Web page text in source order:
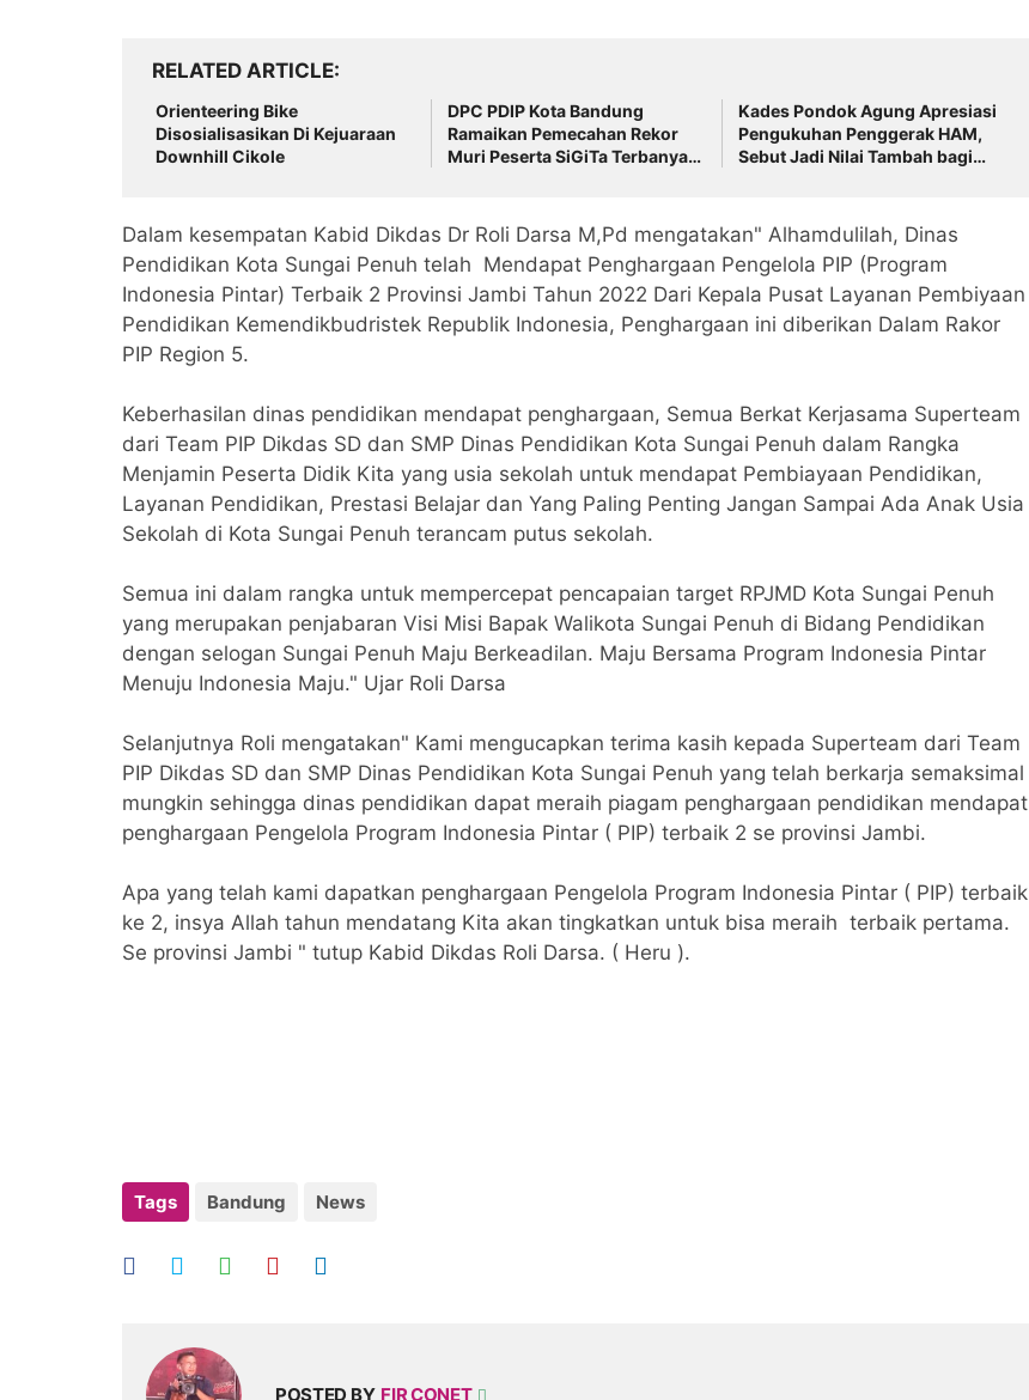
RELATED ARTICLE
Orienteering Bike
Disosialisasikan Di Kejuaraan
Downhill Cikole
DPC PDIP Kota Bandung
Ramaikan Pemecahan Rekor
Muri Peserta SiGiTa Terbanyak
Kades Pondok Agung Apresiasi
Pengukuhan Penggerak HAM,
Sebut Jadi Nilai Tambah bagi
Dalam kesempatan Kabid Dikdas Dr Roli Darsa M,Pd mengatakan" Alhamdulilah, Dinas
Pendidikan Kota Sungai Penuh telah Mendapat Penghargaan Pengelola PIP (Program
Indonesia Pintar) Terbaik 2 Provinsi Jambi Tahun 2022 Dari Kepala Pusat Layanan Pembiyaan
Pendidikan Kemendikbudristek Republik Indonesia, Penghargaan ini diberikan Dalam Rakor
PIP Region 5.
Keberhasilan dinas pendidikan mendapat penghargaan, Semua Berkat Kerjasama Superteam
dari Team PIP Dikdas SD dan SMP Dinas Pendidikan Kota Sungai Penuh dalam Rangka
Menjamin Peserta Didik Kita yang usia sekolah untuk mendapat Pembiayaan Pendidikan,
Layanan Pendidikan, Prestasi Belajar dan Yang Paling Penting Jangan Sampai Ada Anak Usia
Sekolah di Kota Sungai Penuh terancam putus sekolah.
Semua ini dalam rangka untuk mempercepat pencapaian target RPJMD Kota Sungai Penuh
yang merupakan penjabaran Visi Misi Bapak Walikota Sungai Penuh di Bidang Pendidikan
dengan selogan Sungai Penuh Maju Berkeadilan. Maju Bersama Program Indonesia Pintar
Menuju Indonesia Maju." Ujar Roli Darsa
Selanjutnya Roli mengatakan" Kami mengucapkan terima kasih kepada Superteam dari Team
PIP Dikdas SD dan SMP Dinas Pendidikan Kota Sungai Penuh yang telah berkarja semaksimal
mungkin sehingga dinas pendidikan dapat meraih piagam penghargaan pendidikan mendapat
penghargaan Pengelola Program Indonesia Pintar ( PIP) terbaik 2 se provinsi Jambi.
Apa yang telah kami dapatkan penghargaan Pengelola Program Indonesia Pintar ( PIP) terbaik
ke 2, insya Allah tahun mendatang Kita akan tingkatkan untuk bisa meraih terbaik pertama.
Se provinsi Jambi " tutup Kabid Dikdas Roli Darsa. ( Heru ).
Tags Bandung News
POSTED BY FIR CONET